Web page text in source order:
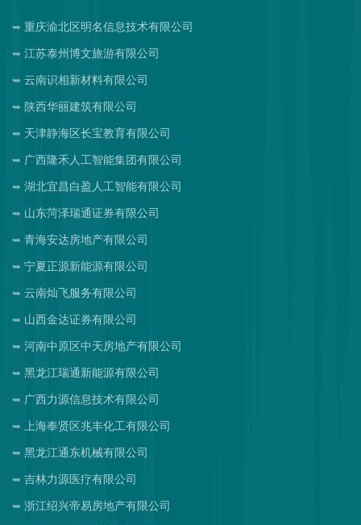
重庆渝北区明名信息技术有限公司
江苏泰州博文旅游有限公司
云南识相新材料有限公司
陕西华丽建筑有限公司
天津静海区长宝教育有限公司
广西隆禾人工智能集团有限公司
湖北宜昌白盈人工智能有限公司
山东菏泽瑞通证券有限公司
青海安达房地产有限公司
宁夏正源新能源有限公司
云南灿飞服务有限公司
山西金达证券有限公司
河南中原区中天房地产有限公司
黑龙江瑞通新能源有限公司
广西力源信息技术有限公司
上海奉贤区兆丰化工有限公司
黑龙江通东机械有限公司
吉林力源医疗有限公司
浙江绍兴帝易房地产有限公司